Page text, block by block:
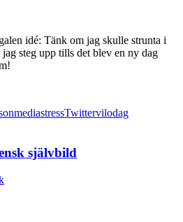
idé: Tänk om jag skulle strunta i
steg upp tills det blev en ny dag
mediastressTwittervilodag
självbild